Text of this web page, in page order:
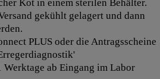
Kot in einem sterilen Behälter.
gekühlt gelagert und dann
PLUS oder die Antragsscheine
Werktage ab Eingang im Labor